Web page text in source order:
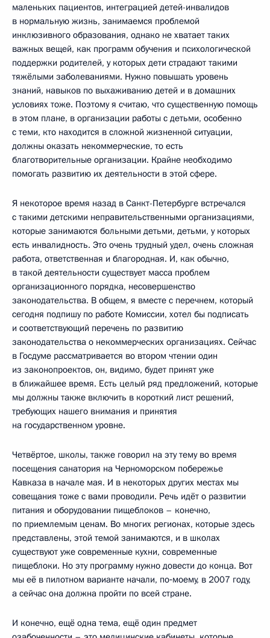
маленьких пациентов, интеграцией детей-инвалидов
в нормальную жизнь, занимаемся проблемой
инклюзивного образования, однако не хватает таких
важных вещей, как программ обучения и психологической
поддержки родителей, у которых дети страдают такими
тяжёлыми заболеваниями. Нужно повышать уровень
знаний, навыков по выхаживанию детей и в домашних
условиях тоже. Поэтому я считаю, что существенную помощь
в этом плане, в организации работы с детьми, особенно
с теми, кто находится в сложной жизненной ситуации,
должны оказать некоммерческие, то есть
благотворительные организации. Крайне необходимо
помогать развитию их деятельности в этой сфере.
Я некоторое время назад в Санкт-Петербурге встречался
с такими детскими неправительственными организациями,
которые занимаются больными детьми, детьми, у которых
есть инвалидность. Это очень трудный удел, очень сложная
работа, ответственная и благородная. И, как обычно,
в такой деятельности существует масса проблем
организационного порядка, несовершенство
законодательства. В общем, я вместе с перечнем, который
сегодня подпишу по работе Комиссии, хотел бы подписать
и соответствующий перечень по развитию
законодательства о некоммерческих организациях. Сейчас
в Госдуме рассматривается во втором чтении один
из законопроектов, он, видимо, будет принят уже
в ближайшее время. Есть целый ряд предложений, которые
мы должны также включить в короткий лист решений,
требующих нашего внимания и принятия
на государственном уровне.
Четвёртое, школы, также говорил на эту тему во время
посещения санатория на Черноморском побережье
Кавказа в начале мая. И в некоторых других местах мы
совещания тоже с вами проводили. Речь идёт о развитии
питания и оборудовании пищеблоков – конечно,
по приемлемым ценам. Во многих регионах, которые здесь
представлены, этой темой занимаются, и в школах
существуют уже современные кухни, современные
пищеблоки. Но эту программу нужно довести до конца. Вот
мы её в пилотном варианте начали, по‑моему, в 2007 году,
а сейчас она должна пройти по всей стране.
И конечно, ещё одна тема, ещё один предмет